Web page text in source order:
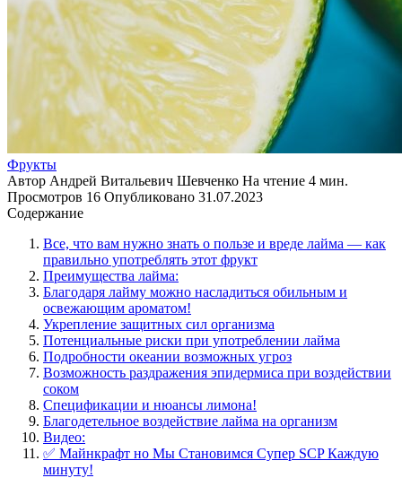
Фрукты
Автор Андрей Витальевич Шевченко На чтение 4 мин.
Просмотров 16 Опубликовано 31.07.2023
Содержание
Все, что вам нужно знать о пользе и вреде лайма — как
правильно употреблять этот фрукт
Преимущества лайма:
Благодаря лайму можно насладиться обильным и
освежающим ароматом!
Укрепление защитных сил организма
Потенциальные риски при употреблении лайма
Подробности океании возможных угроз
Возможность раздражения эпидермиса при воздействии
соком
Спецификации и нюансы лимона!
Благодетельное воздействие лайма на организм
Видео:
✅ Майнкрафт но Мы Становимся Супер SCP Каждую
минуту!